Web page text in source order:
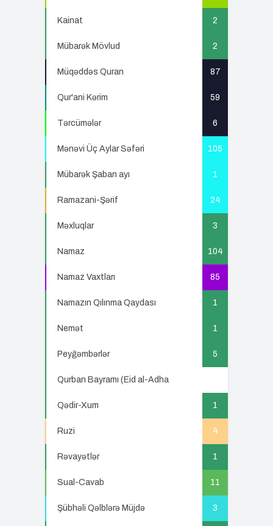
Kainat 2
Mübarək Mövlud 2
Müqəddəs Quran 87
Qur'ani Kərim 59
Tərcümələr 6
Mənəvi Üç Aylar Səfəri 105
Mübarək Şaban ayı 1
Ramazani-Şərif 24
Məxluqlar 3
Namaz 104
Namaz Vaxtları 85
Namazın Qılınma Qaydası 1
Nemət 1
Peyğəmbərlər 5
Qurban Bayramı (Eid al-Adha
Qədir-Xum 1
Ruzi 4
Rəvayətlər 1
Sual-Cavab 11
Şübhəli Qəlblərə Müjdə 3